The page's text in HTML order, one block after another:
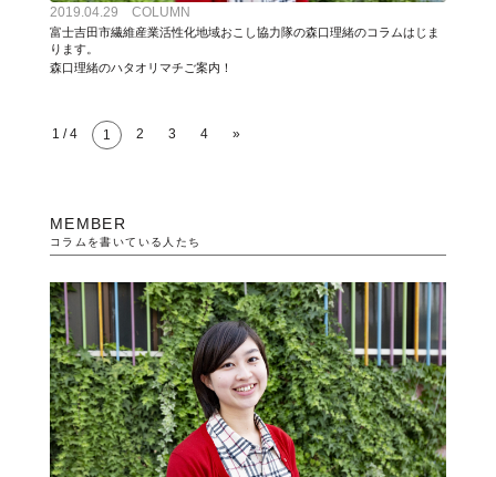
2019.04.29 COLUMN
富士吉田市繊維産業活性化地域おこし協力隊の森口理緒のコラムはじま
ります。
森口理緒のハタオリマチご案内！
1 / 4 1 2 3 4 »
MEMBER
コラムを書いている人たち